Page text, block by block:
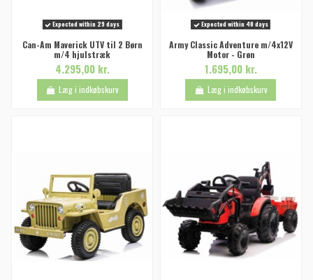
Expected within 29 days
Can-Am Maverick UTV til 2 Børn
m/4 hjulstræk
4.295,00 kr.
Læg i indkøbskurv
Expected within 40 days
Army Classic Adventure m/4x12V
Motor - Grøn
1.695,00 kr.
Læg i indkøbskurv